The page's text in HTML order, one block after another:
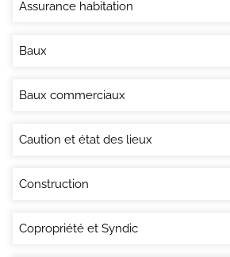
Assurance habitation
Baux
Baux commerciaux
Caution et état des lieux
Construction
Copropriété et Syndic